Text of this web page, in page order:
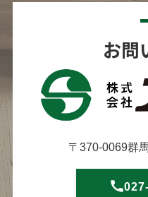
お問
〒370-0069群